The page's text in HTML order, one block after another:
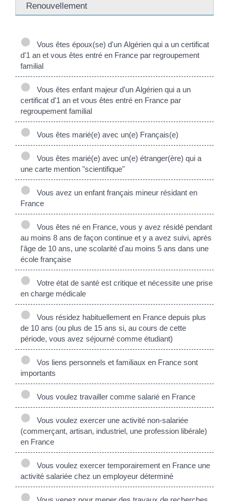
Renouvellement
Vous êtes époux(se) d'un Algérien qui a un certificat
d'1 an et vous êtes entré en France par regroupement
familial
Vous êtes enfant majeur d'un Algérien qui a un
certificat d'1 an et vous êtes entré en France par
regroupement familial
Vous êtes marié(e) avec un(e) Français(e)
Vous êtes marié(e) avec un(e) étranger(ère) qui a
une carte mention "scientifique"
Vous avez un enfant français mineur résidant en
France
Vous êtes né en France, vous y avez résidé pendant
au moins 8 ans de façon continue et y a avez suivi, après
l'âge de 10 ans, une scolarité d'au moins 5 ans dans une
école française
Votre état de santé est critique et nécessite une prise
en charge médicale
Vous résidez habituellement en France depuis plus
de 10 ans (ou plus de 15 ans si, au cours de cette
période, vous avez séjourné comme étudiant)
Vos liens personnels et familiaux en France sont
importants
Vous voulez travailler comme salarié en France
Vous voulez exercer une activité non-salariée
(commerçant, artisan, industriel, une profession libérale)
en France
Vous voulez exercer temporairement en France une
activité salariée chez un employeur déterminé